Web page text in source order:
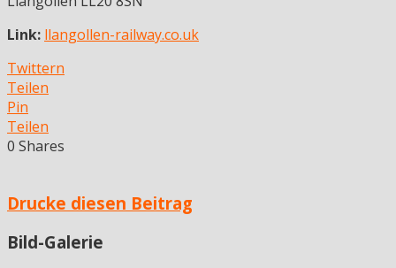
Link: llangollen-railway.co.uk
Twittern
Teilen
Pin
Teilen
0 Shares
Drucke diesen Beitrag
Bild-Galerie